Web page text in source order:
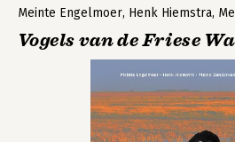
Meinte Engelmoer, Henk Hiemstra,
Vogels van de Friese